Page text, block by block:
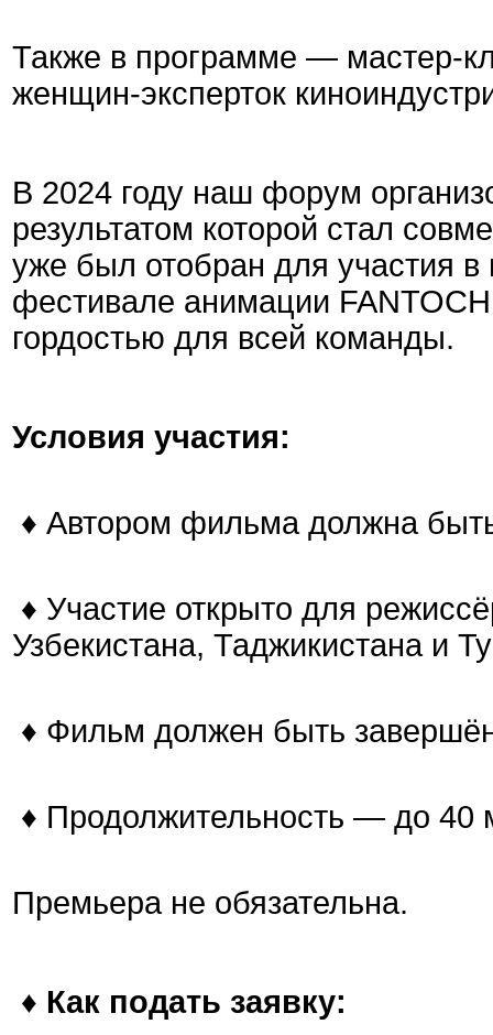
Также в программе — мастер-
женщин-эксперток
В 2024 году наш форум
результатом которой стал
уже был отобран для участия
фестивале анимации
гордостью для всей команды.
Условия участия:
♦ Автором фильма должна
♦ Участие открыто для
Узбекистана, Таджикистана и
♦ Фильм должен быть
♦ Продолжительность — до 40
Премьера не обязательна.
♦ Как подать заявку: